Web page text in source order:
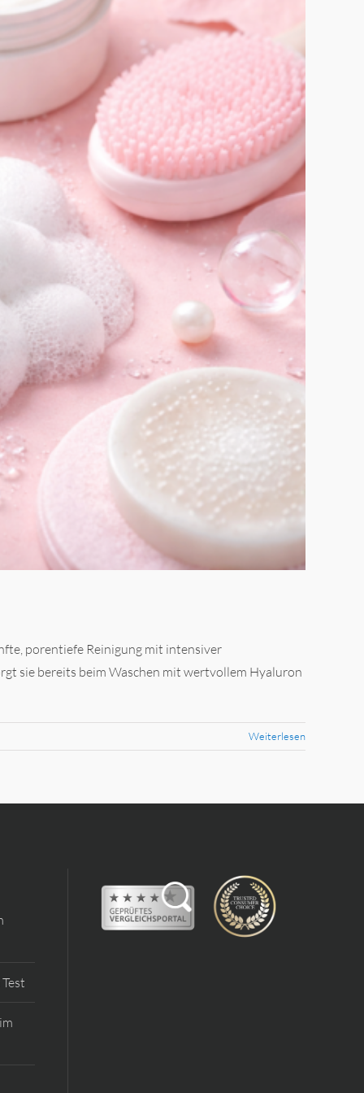
porentiefe Reinigung mit intensiver
sie bereits beim Waschen mit wertvollem Hyaluron
Weiterlesen